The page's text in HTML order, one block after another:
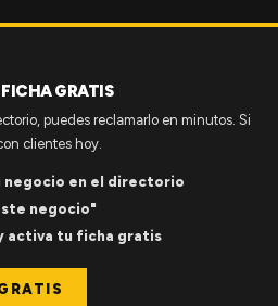
GRATIS
puedes reclamarlo en minutos. Si
clientes hoy.
negocio en el directorio
negocio"
activa tu ficha gratis